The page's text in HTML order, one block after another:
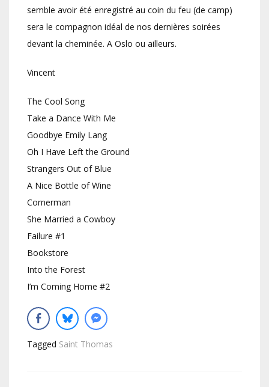
semble avoir été enregistré au coin du feu (de camp)
sera le compagnon idéal de nos dernières soirées
devant la cheminée. A Oslo ou ailleurs.
Vincent
The Cool Song
Take a Dance With Me
Goodbye Emily Lang
Oh I Have Left the Ground
Strangers Out of Blue
A Nice Bottle of Wine
Cornerman
She Married a Cowboy
Failure #1
Bookstore
Into the Forest
I’m Coming Home #2
Tagged Saint Thomas